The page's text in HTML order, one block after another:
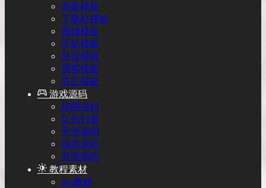
淘客模板
下载站模板
商城模板
手机模板
外贸模板
博客模板
其它模板
游戏源码
棋牌源码
红包扫雷
手游源码
端游源码
页游源码
教程素材
seo教程